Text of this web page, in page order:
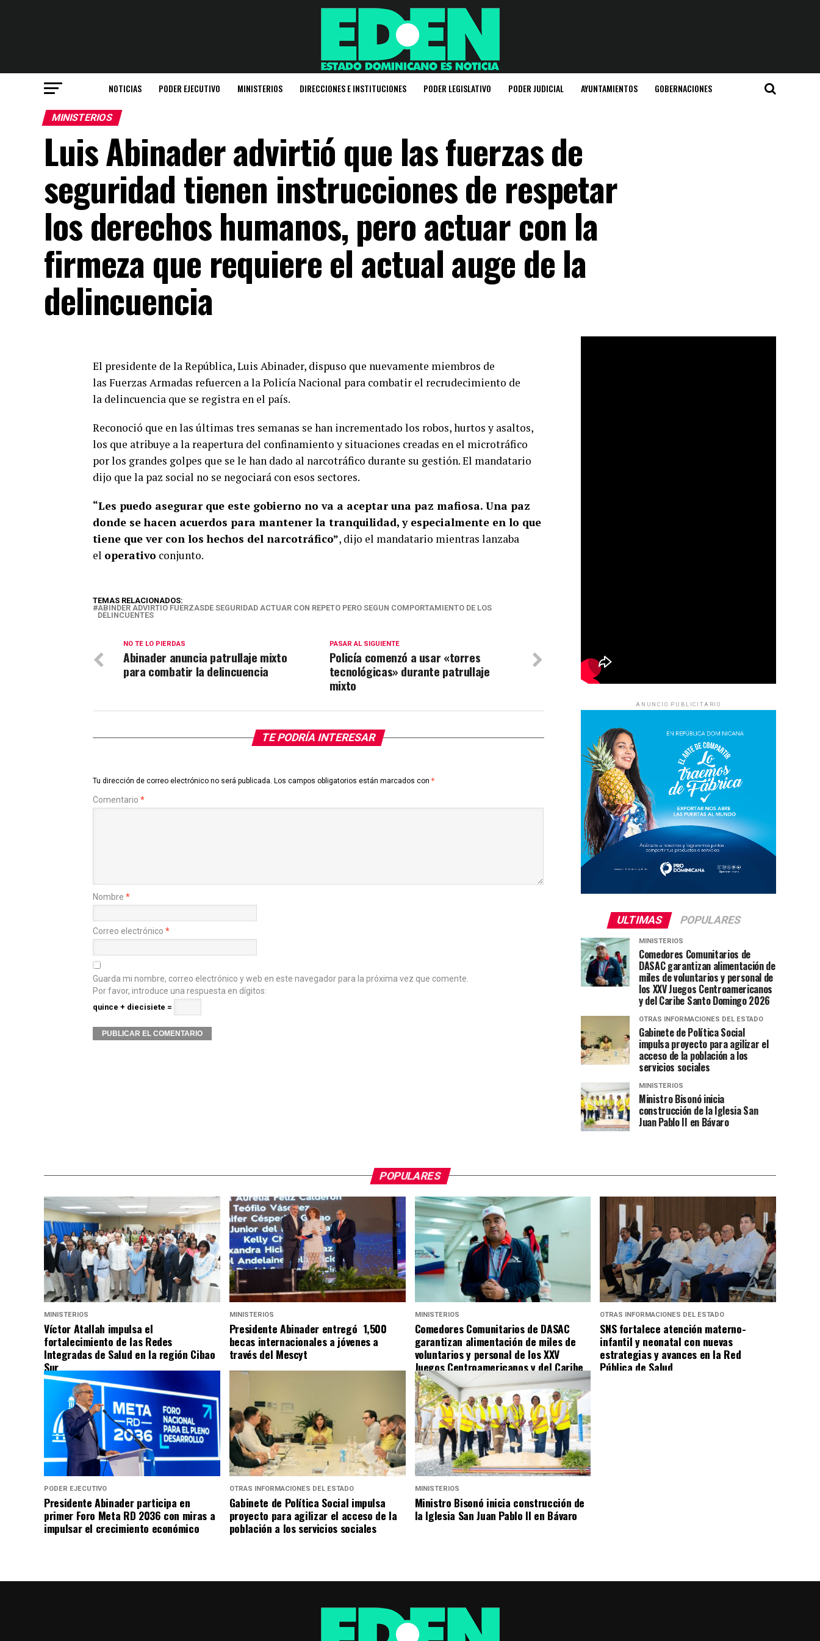
NOTICIAS PODER EJECUTIVO MINISTERIOS DIRECCIONES E INSTITUCIONES PODER LEGISLATIVO PODER JUDICIAL AYUNTAMIENTOS GOBERNACIONES
MINISTERIOS
Luis Abinader advirtió que las fuerzas de
seguridad tienen instrucciones de respetar
los derechos humanos, pero actuar con la
firmeza que requiere el actual auge de la
delincuencia
El presidente de la República, Luis Abinader, dispuso que nuevamente miembros de
las Fuerzas Armadas refuercen a la Policía Nacional para combatir el recrudecimiento de
la delincuencia que se registra en el país.
Reconoció que en las últimas tres semanas se han incrementado los robos, hurtos y asaltos,
los que atribuye a la reapertura del confinamiento y situaciones creadas en el microtráfico
por los grandes golpes que se le han dado al narcotráfico durante su gestión. El mandatario
dijo que la paz social no se negociará con esos sectores.
“Les puedo asegurar que este gobierno no va a aceptar una paz mafiosa. Una paz
donde se hacen acuerdos para mantener la tranquilidad, y especialmente en lo que
tiene que ver con los hechos del narcotráfico”, dijo el mandatario mientras lanzaba
el operativo conjunto.
TEMAS RELACIONADOS:
ABINDER ADVIRTIO FUERZASDE SEGURIDAD ACTUAR CON REPETO PERO SEGUN COMPORTAMIENTO DE LOS
DELINCUENTES
PASAR AL SIGUIENTE
Policía comenzó a usar «torres
tecnológicas» durante patrullaje
mixto
NO TE LO PIERDAS
Abinader anuncia patrullaje mixto
para combatir la delincuencia
TE PODRÍA INTERESAR
Tu dirección de correo electrónico no será publicada. Los campos obligatorios están marcados con *
Comentario *
Nombre *
Correo electrónico *
Guarda mi nombre, correo electrónico y web en este navegador para la próxima vez que comente.
Por favor, introduce una respuesta en dígitos:
quince + diecisiete =
ANUNCIO PUBLICITARIO
ULTIMAS POPULARES
MINISTERIOS
Comedores Comunitarios de
DASAC garantizan alimentación de
miles de voluntarios y personal de
los XXV Juegos Centroamericanos
y del Caribe Santo Domingo 2026
OTRAS INFORMACIONES DEL ESTADO
Gabinete de Política Social
impulsa proyecto para agilizar el
acceso de la población a los
servicios sociales
MINISTERIOS
Ministro Bisonó inicia
construcción de la Iglesia San
Juan Pablo II en Bávaro
POPULARES
MINISTERIOS
Víctor Atallah impulsa el
fortalecimiento de las Redes
Integradas de Salud en la región Cibao
Sur
MINISTERIOS
Presidente Abinader entregó 1,500
becas internacionales a jóvenes a
través del Mescyt
MINISTERIOS
Comedores Comunitarios de DASAC
garantizan alimentación de miles de
voluntarios y personal de los XXV
Juegos Centroamericanos y del Caribe
Santo Domingo 2026
OTRAS INFORMACIONES DEL ESTADO
SNS fortalece atención materno-
infantil y neonatal con nuevas
estrategias y avances en la Red
Pública de Salud
PODER EJECUTIVO
Presidente Abinader participa en
primer Foro Meta RD 2036 con miras a
impulsar el crecimiento económico
OTRAS INFORMACIONES DEL ESTADO
Gabinete de Política Social impulsa
proyecto para agilizar el acceso de la
población a los servicios sociales
MINISTERIOS
Ministro Bisonó inicia construcción de
la Iglesia San Juan Pablo II en Bávaro